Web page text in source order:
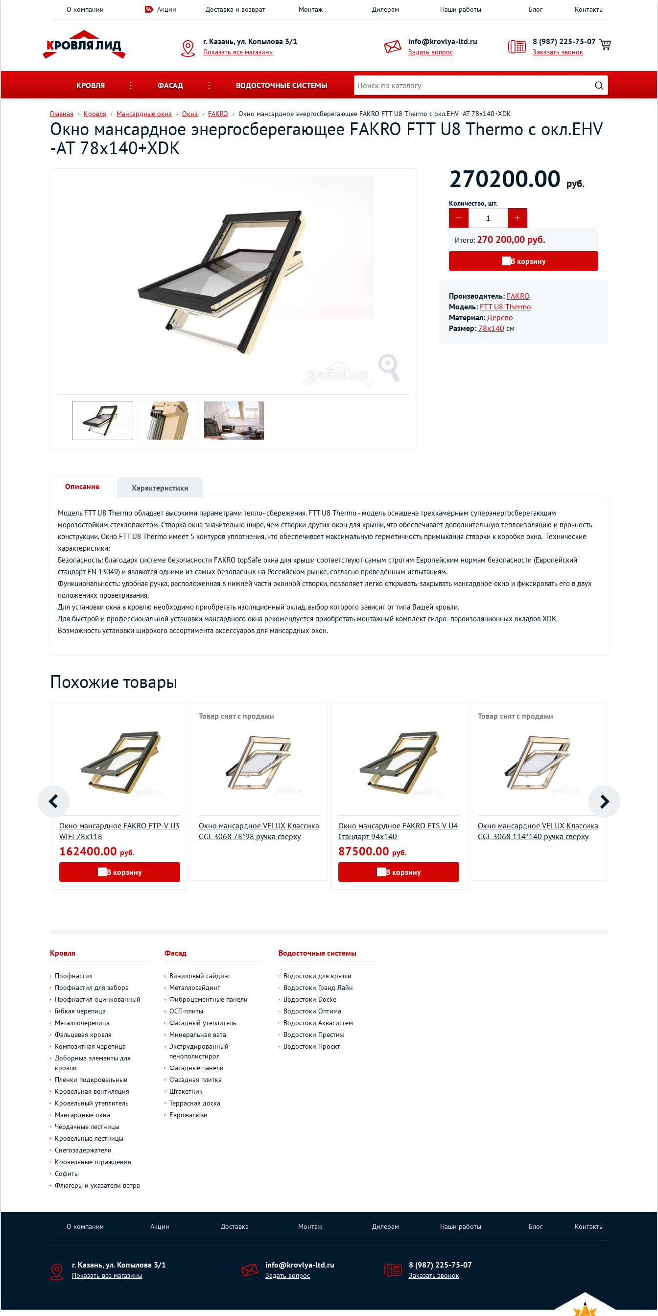
О компании Акции Доставка и возврат Монтаж Дилерам Наши работы Блог Контакты
г. Казань, ул. Копылова 3/1
Показать все магазины
info@krovlya-ltd.ru
Задать вопрос
8 (987) 225-75-07
Заказать звонок
КРОВЛЯ ФАСАД ВОДОСТОЧНЫЕ СИСТЕМЫ
Главная Кровля Мансардные окна Окна FAKRO Окно мансардное энергосберегающее FAKRO FTT U8 Thermo с окл.EHV -AT 78х140+XDK
Окно мансардное энергосберегающее FAKRO FTT U8 Thermo с окл.EHV
-AT 78х140+XDK
270200.00 руб.
Количество, шт.
Итого: 270 200,00 руб.
В корзину
Производитель: FAKRO
Модель: FTT U8 Thermo
Материал: Дерево
Размер: 78х140 см
Описание
Модель FTT U8 Thermo обладает высокими параметрами тепло- сбережения. FTT U8 Thermo - модель оснащена трехкамерным суперэнергосберегающим
морозостойким стеклопакетом. Створка окна значительно шире, чем створки других окон для крыши, что обеспечивает дополнительную теплоизоляцию и прочность
конструкции. Окно FTT U8 Thermo имеет 5 контуров уплотнения, что обеспечивает максимальную герметичность примыкания створки к коробке окна. Технические
характеристики:
Безопасность: благодаря системе безопасности FAKRO topSafe окна для крыши соответствуют самым строгим Европейским нормам безопасности (Европейский
стандарт EN 13049) и являются одними из самых безопасных на Российском рынке, согласно проведённым испытаниям.
Функциональность: удобная ручка, расположенная в нижней части оконной створки, позволяет легко открывать-закрывать мансардное окно и фиксировать его в двух
положениях проветривания.
Для установки окна в кровлю необходимо приобретать изоляционный оклад, выбор которого зависит от типа Вашей кровли.
Для быстрой и профессиональной установки мансардного окна рекомендуется приобретать монтажный комплект гидро- пароизоляционных окладов XDK.
Возможность установки широкого ассортимента аксессуаров для мансардных окон.
Характеристики
Похожие товары
Окно мансардное FAKRO FTP-V U3
WIFI 78х118
162400.00 руб.
В корзину
Окно мансардное VELUX Классика
GGL 3068 78*98 ручка сверху
Товар снят с продажи
Окно мансардное FAKRO FTS V U4
Стандарт 94х140
87500.00 руб.
В корзину
Окно мансардное VELUX Классика
GGL 3068 114*140 ручка сверху
Товар снят с продажи
Кровля
Профнастил
Профнастил для забора
Профнастил оцинкованный
Гибкая черепица
Металлочерепица
Фальцевая кровля
Композитная черепица
Доборные элементы для
кровли
Пленки подкровельные
Кровельная вентиляция
Кровельный утеплитель
Мансардные окна
Чердачные лестницы
Кровельные лестницы
Снегозадержатели
Кровельные ограждения
Софиты
Флюгеры и указатели ветра
Фасад
Виниловый сайдинг
Металлосайдинг
Фиброцементные панели
ОСП-плиты
Фасадный утеплитель
Минеральная вата
Экструдированный
пенополистирол
Фасадные панели
Фасадная плитка
Штакетник
Террасная доска
Еврожалюзи
Водосточные системы
Водостоки для крыши
Водостоки Гранд Лайн
Водостоки Docke
Водостоки Оптима
Водостоки Аквасистем
Водостоки Престиж
Водостоки Проект
О компании Акции Доставка Монтаж Дилерам Наши работы Блог Контакты
г. Казань, ул. Копылова 3/1
Показать все магазины
info@krovlya-ltd.ru
Задать вопрос
8 (987) 225-75-07
Заказать звонок